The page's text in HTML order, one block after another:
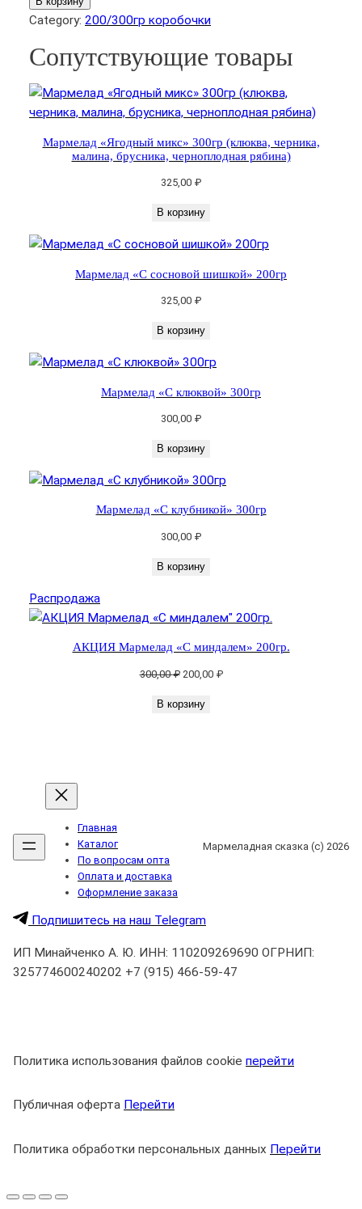
л
ч
с
т
а
м
е
р
ы
е
р
.
Category: 200/300гр коробочки
Сопутствующие товары
Мармелад «Ягодный микс» 300гр (клюква, черника,
малина, брусника, черноплодная рябина)
325,00 ₽
В корзину
Мармелад «С сосновой шишкой» 200гр
325,00 ₽
В корзину
Мармелад «С клюквой» 300гр
300,00 ₽
В корзину
Мармелад «С клубникой» 300гр
300,00 ₽
В корзину
РаспродажаПродаваемый
товар
АКЦИЯ Мармелад «С миндалем» 200гр.
300,00₽ Первоначальная
составляла
200,00 ₽Текущая
В корзину
Главная
Каталог
По вопросам опта
Оплата и доставка
Оформление заказа
Мармеладная сказка (с) 2026
Подпишитесь на наш Telegram
ИП Минайченко А. Ю. ИНН: 110209269690 ОГРНИП:
325774600240202 +7 (915) 466-59-47
Политика использования файлов cookie перейти
Публичная оферта Перейти
Политика обработки персональных данных Перейти